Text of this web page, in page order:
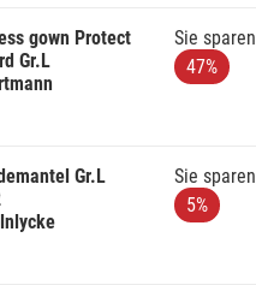
gown Protect
Gr.L
Sie sparen
47%
Gr.L
Sie sparen
5%